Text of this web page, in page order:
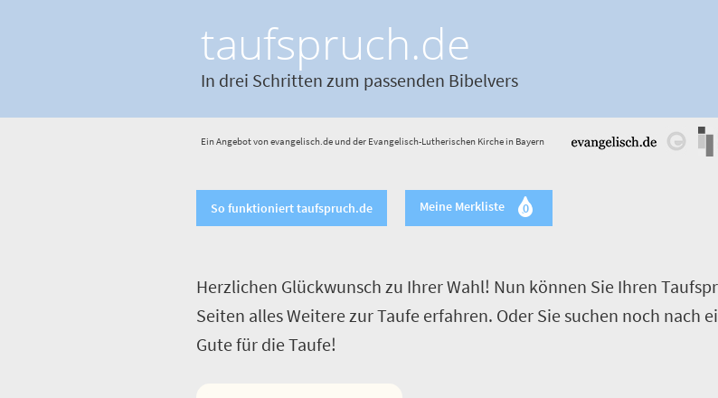
taufspruch.de
In drei Schritten zum passenden Bibelvers
Ein Angebot von evangelisch.de und der Evangelisch-Lutherischen Kirche in Bayern
So funktioniert taufspruch.de Meine Merkliste 0
Herzlichen Glückwunsch zu Ihrer Wahl! Nun können Sie Ihren
Seiten alles Weitere zur Taufe erfahren. Oder Sie suchen noch nach
Gute für die Taufe!